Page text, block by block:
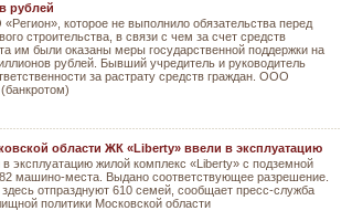
рублей
которое не выполнило обязательства перед
строительства, в связи с чем за счет средств
им были оказаны меры государственной поддержки на
рублей. Бывший учредитель и руководитель
за растрату средств граждан. ООО
области ЖК «Liberty» ввели в эксплуатацию
эксплуатацию жилой комплекс «Liberty» с подземной
машино-места. Выдано соответствующее разрешение.
отпразднуют 610 семей, сообщает пресс-служба
политики Московской области